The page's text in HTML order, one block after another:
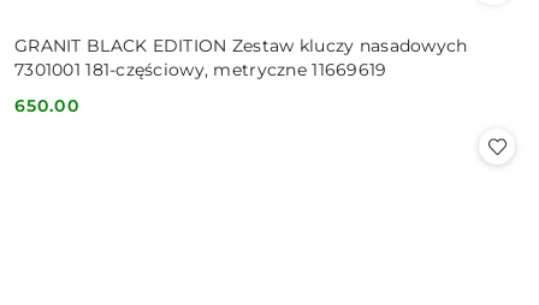
GRANIT BLACK EDITION Zestaw kluczy nasadowych
7301001 181-częściowy, metryczne 11669619
Cena:
650.00